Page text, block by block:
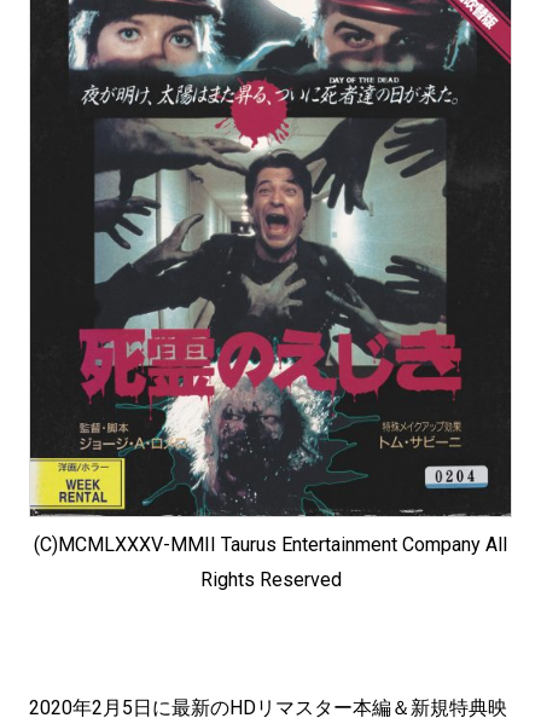
(C)MCMLXXXV-MMII Taurus Entertainment Company All
Rights Reserved
2020年2月5日に最新のHDリマスター本編＆新規特典映